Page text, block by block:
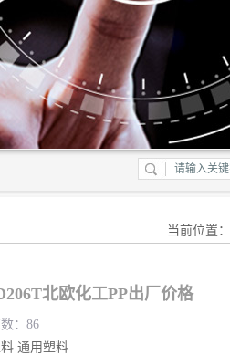
当前位置：
北欧化工PP出厂价格
：86
通用塑料